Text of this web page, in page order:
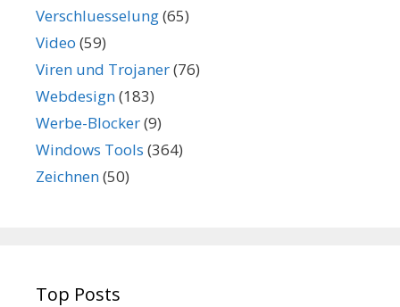
Verschluesselung(65)
Video (59)
Viren und Trojaner(76)
Webdesign(183)
Werbe-Blocker(9)
Windows Tools (364)
Zeichnen(50)
Top Posts